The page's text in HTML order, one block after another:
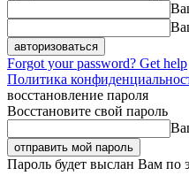
Forgot your password? Get help
Политика
восстановление пароля
Восстановите свой пароль
Пароль будет выслан Вам по